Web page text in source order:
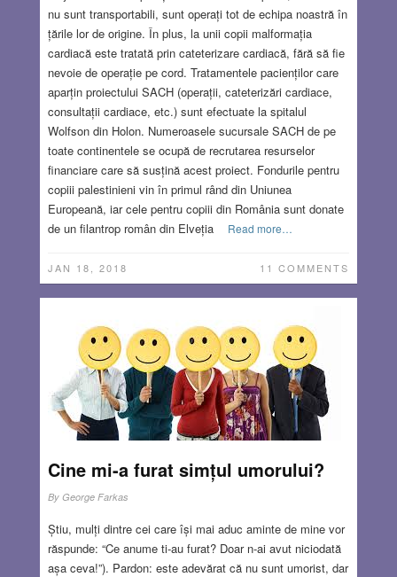
nu sunt transportabili, sunt operați tot de echipa noastră în
țările lor de origine. În plus, la unii copii malformația
cardiacă este tratată prin cateterizare cardiacă, fără să fie
nevoie de operație pe cord. Tratamentele pacienților care
aparțin proiectului SACH (operații, cateterizări cardiace,
consultații cardiace, etc.) sunt efectuate la spitalul
Wolfson din Holon. Numeroasele sucursale SACH de pe
toate continentele se ocupă de recrutarea resurselor
financiare care să susțină acest proiect. Fondurile pentru
copiii palestinieni vin în primul rând din Uniunea
Europeană, iar cele pentru copiii din România sunt donate
de un filantrop român din Elveția
Read more…
JAN 18, 2018 11 COMMENTS
Cine mi-a furat simțul umorului?
By George Farkas
Știu, mulți dintre cei care își mai aduc aminte de mine vor
răspunde: “Ce anume ti-au furat? Doar n-ai avut niciodată
așa ceva!”). Pardon: este adevărat că nu sunt umorist, dar